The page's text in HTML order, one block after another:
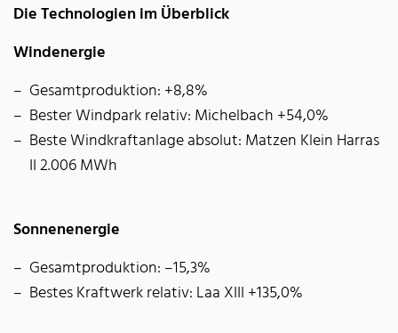
Die Technologien im Überblick
Windenergie
Gesamtproduktion: +8,8%
Bester Windpark relativ: Michelbach +54,0%
Beste Windkraftanlage absolut: Matzen Klein Harras
II 2.006 MWh
Sonnenenergie
Gesamtproduktion: –15,3%
Bestes Kraftwerk relativ: Laa XIII +135,0%